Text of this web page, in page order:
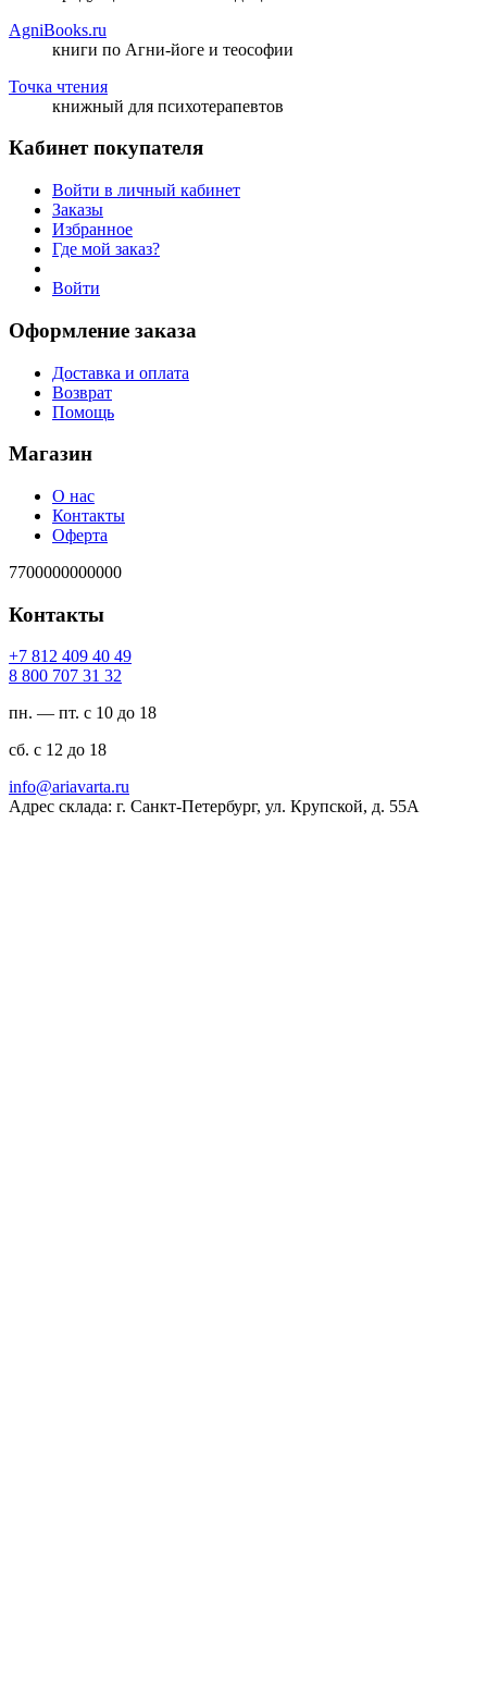
AgniBooks.ru
книги по Агни-йоге и теософии
Точка чтения
книжный для психотерапевтов
Кабинет покупателя
Войти в личный кабинет
Заказы
Избранное
Где мой заказ?
Войти
Оформление заказа
Доставка и оплата
Возврат
Помощь
Магазин
О нас
Контакты
Оферта
7700000000000
Контакты
94 04 904 218 7+
23 13 707 008 8
пн. — пт. с 10 до 18
сб. с 12 до 18
ur.atravaira@ofni
Адрес склада: г. Санкт-Петербург, ул. Крупской, д. 55А